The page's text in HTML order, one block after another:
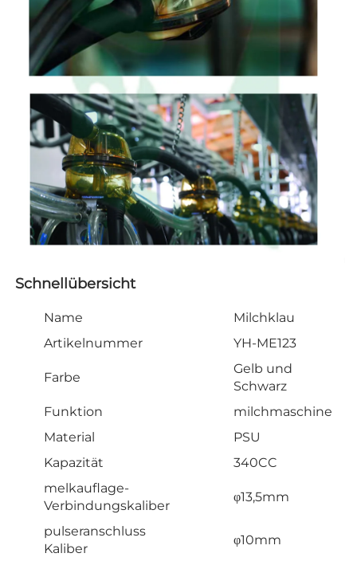
Schnellübersicht
Name
Milchklau
Artikelnummer
YH-ME123
Farbe
Gelb und
Schwarz
Funktion
milchmaschine
Material
PSU
Kapazität
340CC
melkauflage-
Verbindungskaliber
φ13,5mm
pulseranschluss
Kaliber
φ10mm